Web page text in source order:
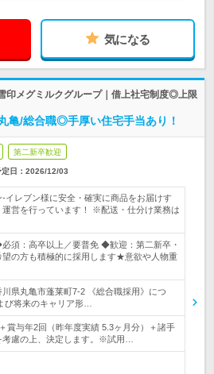
気になる
印メグミルクグループ｜借上社宅制度◎上限
亀/総合職◎手厚い住宅手当あり！
第二新卒歓迎
日： 2026/12/03
イレブン様に安全・確実に商品をお届けす
運営を行っています！ ※配送・仕分け業務は
必須：高卒以上／要普免 ◆歓迎：第二新卒・
望の方も積極的に採用します★意欲や人物重
県丸亀市蓬莱町7-2 《総合職採用》につ
び将来のキャリア形…
賞与年2回（昨年度実績 5.3ヶ月分）＋諸手
慮の上、決定します。※試用…